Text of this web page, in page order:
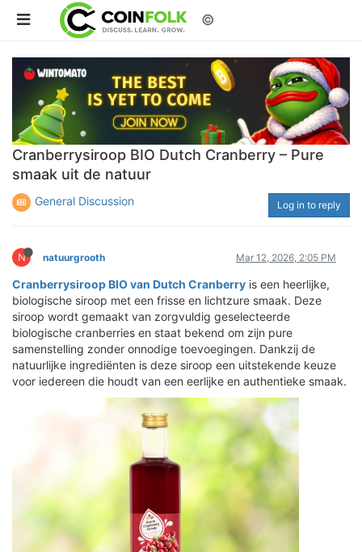
©
Cranberrysiroop BIO Dutch Cranberry – Pure
smaak uit de natuur
General Discussion Log in to reply
N natuurgrooth Mar 12, 2026, 2:05 PM
Cranberrysiroop BIO van Dutch Cranberry is een heerlijke,
biologische siroop met een frisse en lichtzure smaak. Deze
siroop wordt gemaakt van zorgvuldig geselecteerde
biologische cranberries en staat bekend om zijn pure
samenstelling zonder onnodige toevoegingen. Dankzij de
natuurlijke ingrediënten is deze siroop een uitstekende keuze
voor iedereen die houdt van een eerlijke en authentieke smaak.